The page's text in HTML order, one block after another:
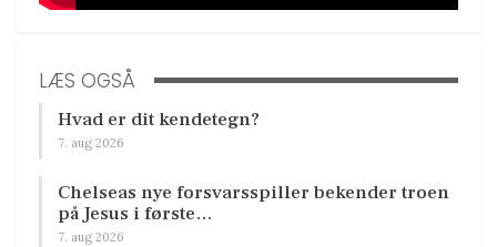
LÆS OGSÅ
Hvad er dit kendetegn?
7. aug 2026
Chelseas nye forsvarsspiller bekender troen
på Jesus i første…
7. aug 2026